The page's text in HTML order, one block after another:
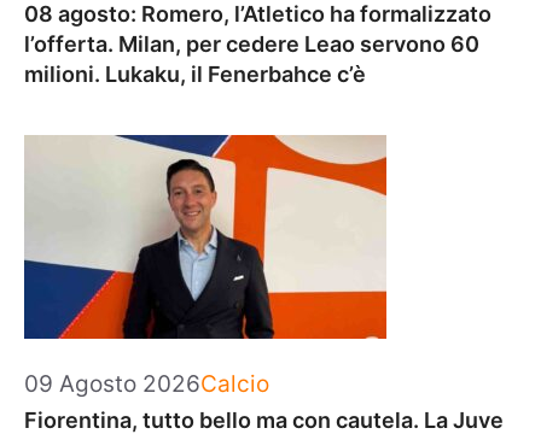
08 agosto: Romero, l’Atletico ha formalizzato
l’offerta. Milan, per cedere Leao servono 60
milioni. Lukaku, il Fenerbahce c’è
09 Agosto 2026Categorie
Calcio
Fiorentina, tutto bello ma con cautela. La Juve